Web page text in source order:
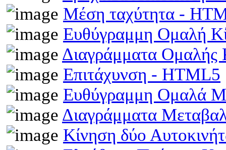
Μέση ταχύτητα -
Ευθύγραμμη Ομαλή
Διαγράμματα
Επιτάχυνση - HTML5
Ευθύγραμμη Ομαλά
Διαγράμματα
Κίνηση δύο